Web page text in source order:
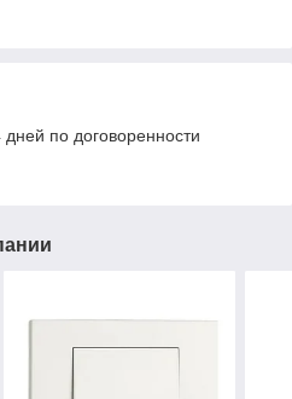
по договоренности